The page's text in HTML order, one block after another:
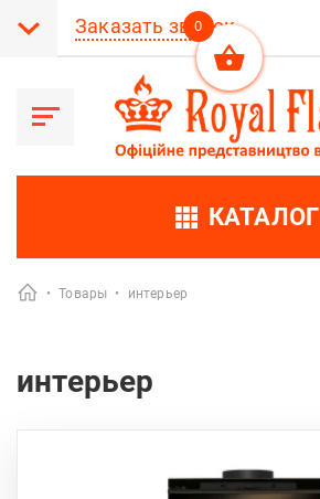
Заказать звонок
КАТАЛОГ
• Товары • интерьер
интерьер
0